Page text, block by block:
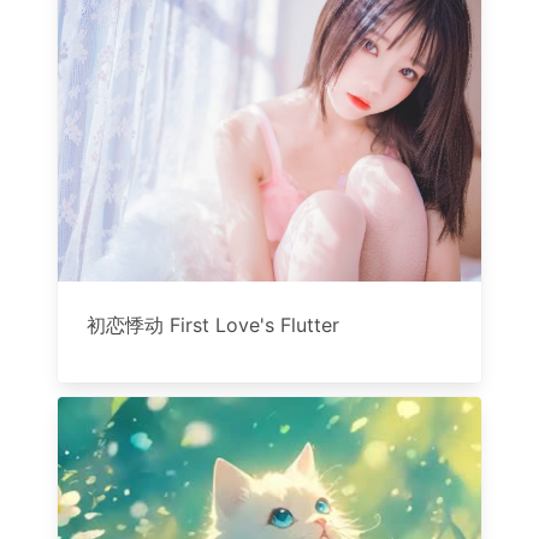
初恋悸动 First Love's Flutter